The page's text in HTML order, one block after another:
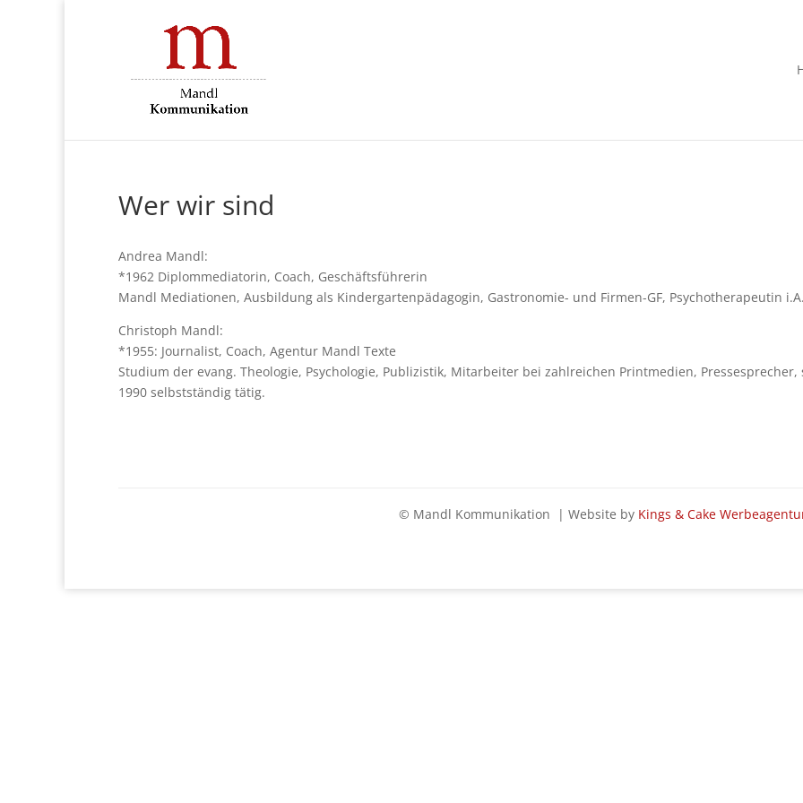
Wer wir sind
Andrea Mandl:
*1962 Diplommediatorin, Coach, Geschäftsführerin
Mandl Mediationen, Ausbildung als Kindergartenpädagogin, Gastronomie- und Firmen-GF, Psychotherapeutin
Christoph Mandl:
*1955: Journalist, Coach, Agentur Mandl Texte
Studium der evang. Theologie, Psychologie, Publizistik, Mitarbeiter bei zahlreichen Printmedien, Pressesprecher,
1990 selbstständig tätig.
© Mandl Kommunikation | Website by Kings & Cake